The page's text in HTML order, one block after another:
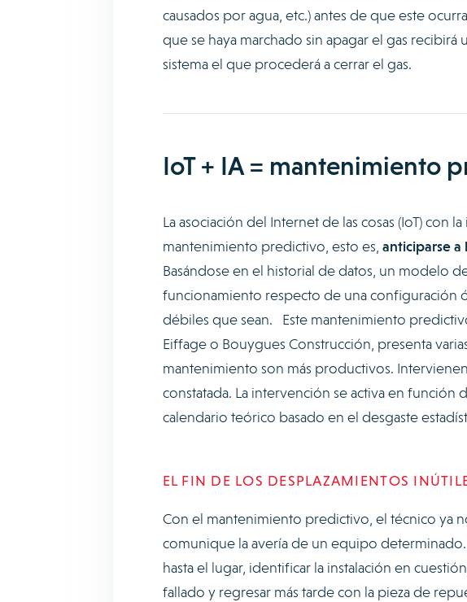
causados por agua, etc.) antes de que este
que se haya marchado sin apagar el gas
sistema el que procederá a cerrar el gas.
IoT + IA = mantenimiento
La asociación del Internet de las cosas (IoT) con
mantenimiento predictivo, esto es, anticiparse a
Basándose en el historial de datos, un modelo
funcionamiento respecto de una configuración
débiles que sean. Este mantenimiento
Eiffage o Bouygues Construcción, presenta
mantenimiento son más productivos.
constatada. La intervención se activa en
calendario teórico basado en el desgaste
EL FIN DE LOS DESPLAZAMIENTOS
Con el mantenimiento predictivo, el técnico ya
comunique la avería de un equipo determinado.
hasta el lugar, identificar la instalación en
fallado y regresar más tarde con la pieza de